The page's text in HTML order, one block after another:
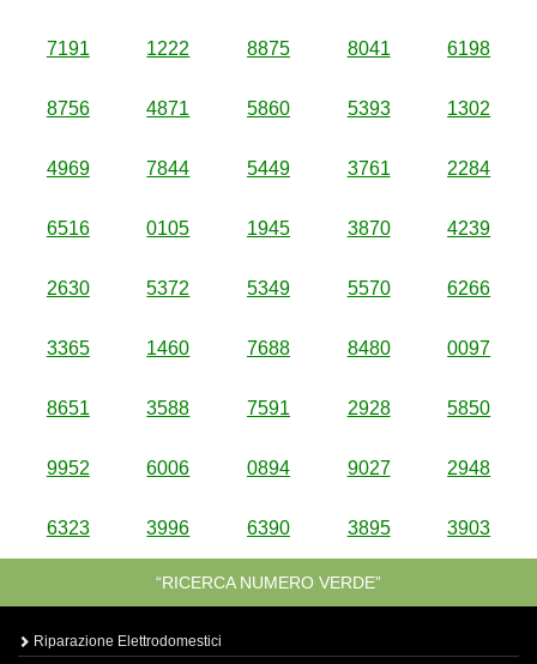
7191 1222 8875 8041 6198
8756 4871 5860 5393 1302
4969 7844 5449 3761 2284
6516 0105 1945 3870 4239
2630 5372 5349 5570 6266
3365 1460 7688 8480 0097
8651 3588 7591 2928 5850
9952 6006 0894 9027 2948
6323 3996 6390 3895 3903
“RICERCA NUMERO VERDE”
Riparazione Elettrodomestici